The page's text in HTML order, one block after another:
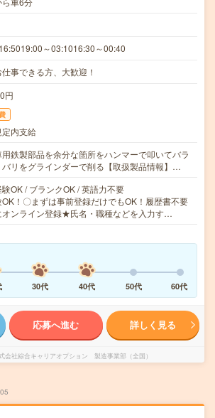
～03:1016:30～00:40
事できる方、大歓迎！
円
内支給
用鉄製部品を余分な箇所をハンマーで叩いてバラ
バリをグラインダーで削る【取扱製品情報】…
OK / ブランクOK / 英語力不要
！〇まずは事前登録だけでもOK！履歴書不要
オンライン登録★氏名・職種などを入力す…
30代 40代 50代 60代
応募へ進む 詳しく見る
会社綜合キャリアオプション 製造事業部（全国）